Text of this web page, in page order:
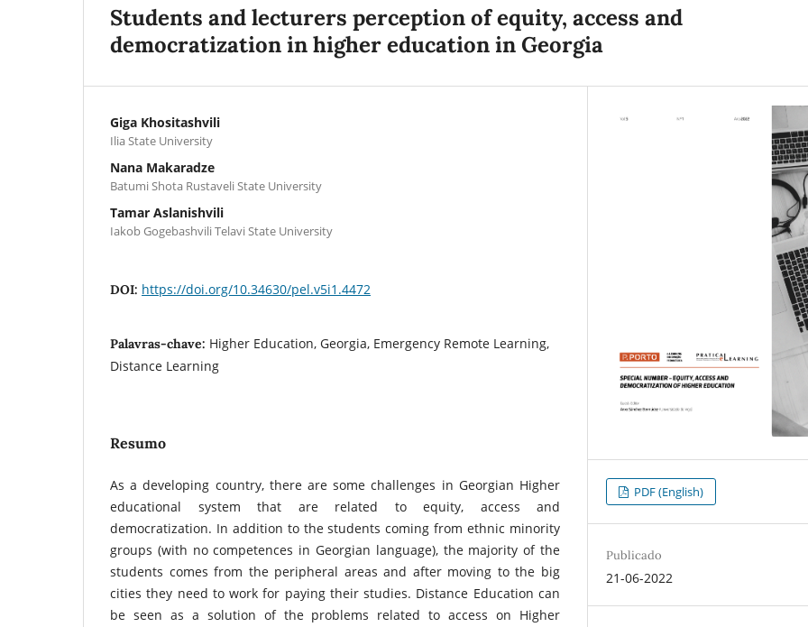
Students and lecturers perception of equity, access and
democratization in higher education in Georgia
Giga Khositashvili
Ilia State University
Nana Makaradze
Batumi Shota Rustaveli State University
Tamar Aslanishvili
Iakob Gogebashvili Telavi State University
DOI: https://doi.org/10.34630/pel.v5i1.4472
Palavras-chave: Higher Education, Georgia, Emergency Remote Learning,
Distance Learning
Resumo
As a developing country, there are some challenges in Georgian Higher
educational system that are related to equity, access and
democratization. In addition to the students coming from ethnic minority
groups (with no competences in Georgian language), the majority of the
students comes from the peripheral areas and after moving to the big
cities they need to work for paying their studies. Distance Education can
be seen as a solution of the problems related to access on Higher
PDF (English)
Publicado
21-06-2022